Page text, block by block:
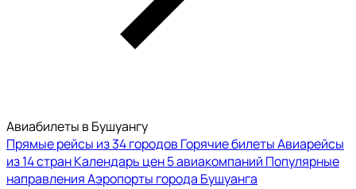
Авиабилеты в Бушуангу
Прямые рейсы из 34 городов Горячие билетыАвиарейсы
из 14 странКалендарь цен5 авиакомпаний Популярные
направленияАэропорты города Бушуанга